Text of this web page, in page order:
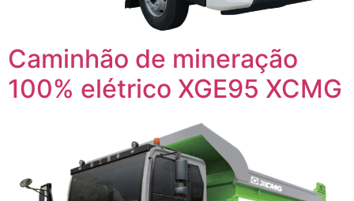
Caminhão de mineração
100% elétrico XGE95 XCMG